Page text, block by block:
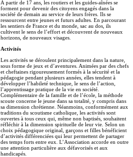
À partir de 17 ans, les routiers et les guides-aînées se
forment pour devenir des citoyens engagés dans la
société de demain au service de leurs frères. Ils se
ressourcent entre jeunes et futurs adultes. En parcourant
les sentiers de France et du monde, sac au dos, ils
cultivent le sens de l’effort et découvrent de nouveaux
horizons, de nouveaux visages.
Activités
Les activités se déroulent principalement dans la nature,
sous forme de jeux et d’aventures. Animées par des chefs
et cheftaines rigoureusement formés à la sécurité et la
pédagogie pendant plusieurs années, elles tendent à
développer l’habileté technique, le sens de l’action,
l’apprentissage pratique de la vie en société.
Complémentaire de la famille et de l’école, la méthode
scoute concerne le jeune dans sa totalité, y compris dans
sa dimension chrétienne. Néanmoins, conformément aux
traditions du scoutisme catholique, les activités sont
ouvertes à tous ceux qui, même non baptisés, souhaitent
réfléchir à la dimension spirituelle de leur vie. Selon un
choix pédagogique original, garçons et filles bénéficient
d’activités différenciées qui leur permettent de partager
des temps forts entre eux. L’Association accorde en outre
une attention particulière aux défavorisés et aux
handicapés.